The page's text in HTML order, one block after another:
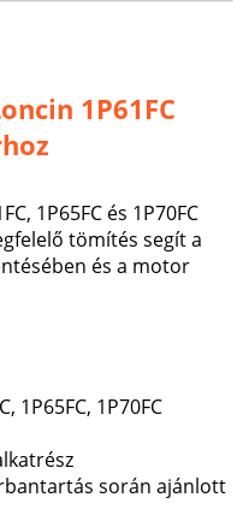
1P61FC
1P65FC és 1P70FC
tömítés segít a
és a motor
1P65FC, 1P70FC
során ajánlott